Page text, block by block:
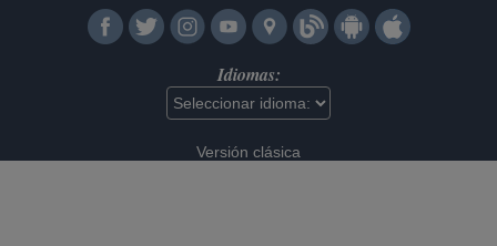
Idiomas:
Versión clásica